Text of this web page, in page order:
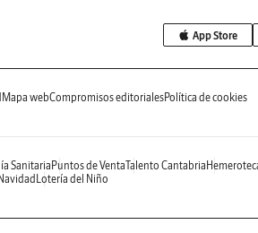
App Store
Mapa webCompromisos editorialesPolítica de cookies
Sanitaria Puntos de VentaTalento Cantabria
Lotería del Niño